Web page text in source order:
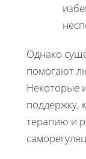
Однако
помогают
Некоторые
поддержку,
терапию и